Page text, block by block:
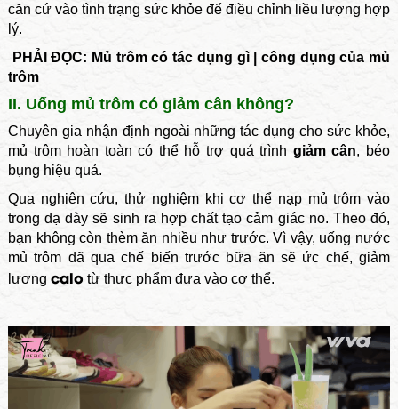
căn cứ vào tình trạng sức khỏe để điều chỉnh liều lượng hợp
lý.
PHẢI ĐỌC: Mủ trôm có tác dụng gì| công dụng của mủ
trôm
II. Uống mủ trôm có giảm cân không?
Chuyên gia nhận định ngoài những tác dụng cho sức khỏe,
mủ trôm hoàn toàn có thể hỗ trợ quá trình giảm cân, béo
bụng hiệu quả.
Qua nghiên cứu, thử nghiệm khi cơ thể nạp mủ trôm vào
trong dạ dày sẽ sinh ra hợp chất tạo cảm giác no. Theo đó,
bạn không còn thèm ăn nhiều như trước.Vì vậy, uống nước
mủ trôm đã qua chế biến trước bữa ăn sẽ ức chế, giảm
lượng calo từ thực phẩm đưa vào cơ thể.